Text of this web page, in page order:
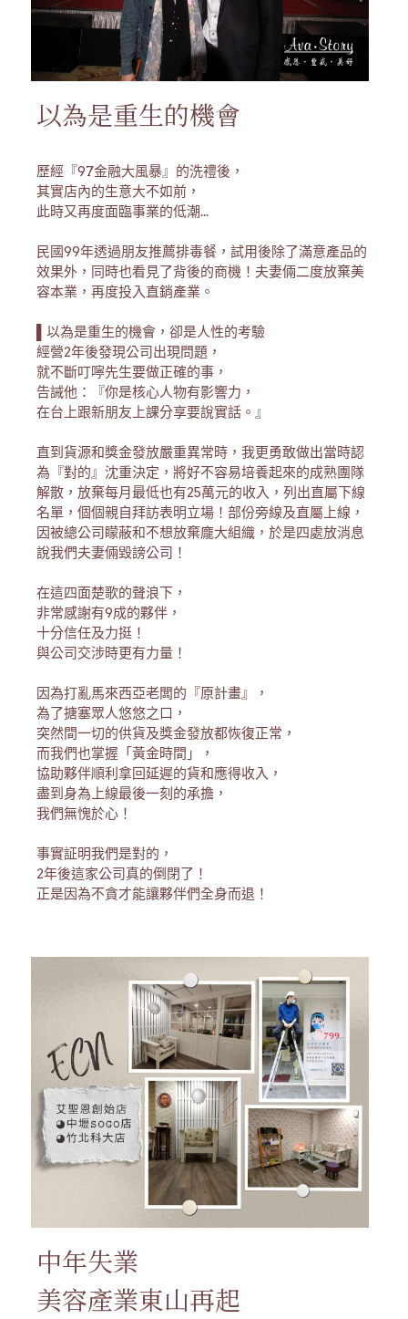
以為是重生的機會
歷經『97金融大風暴』的洗禮後，
其實店內的生意大不如前，
此時又再度面臨事業的低潮...
民國99年透過朋友推薦排毒餐，試用後除了滿意產品的
效果外，同時也看見了背後的商機！夫妻倆二度放棄美
容本業，再度投入直銷產業。
▌以為是重生的機會，卻是人性的考驗
經營2年後發現公司出現問題，
就不斷叮嚀先生要做正確的事，
告誡他：『你是核心人物有影響力，
在台上跟新朋友上課分享要說實話。』
直到貨源和獎金發放嚴重異常時，我更勇敢做出當時認
為『對的』沈重決定，將好不容易培養起來的成熟團隊
解散，放棄每月最低也有25萬元的收入，列出直屬下線
名單，個個親自拜訪表明立場！部份旁線及直屬上線，
因被總公司矇蔽和不想放棄龐大組織，於是四處放消息
說我們夫妻倆毀謗公司！
在這四面楚歌的聲浪下，
非常感謝有9成的夥伴，
十分信任及力挺！
與公司交涉時更有力量！
因為打亂馬來西亞老闆的『原計畫』，
為了搪塞眾人悠悠之口，
突然間一切的供貨及獎金發放都恢復正常，
而我們也掌握「黃金時間」，
協助夥伴順利拿回延遲的貨和應得收入，
盡到身為上線最後一刻的承擔，
我們無愧於心！
事實証明我們是對的，
2年後這家公司真的倒閉了！
正是因為不貪才能讓夥伴們全身而退！
中年失業
美容產業東山再起